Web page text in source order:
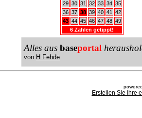
29 30 31 32 33 34 35
36 37 38 39 40 41
42
43 44 45 46 47 48 49
6 Zahlen getippt!
Alles aus baseportal
von H.Fehde
Erstellen Sie Ihre